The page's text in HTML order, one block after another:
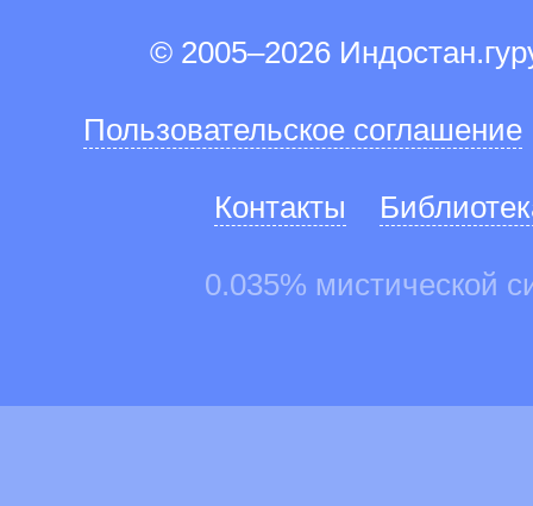
© 2005–2026
Пользовательское соглашение
Контакты
0.035% мистической